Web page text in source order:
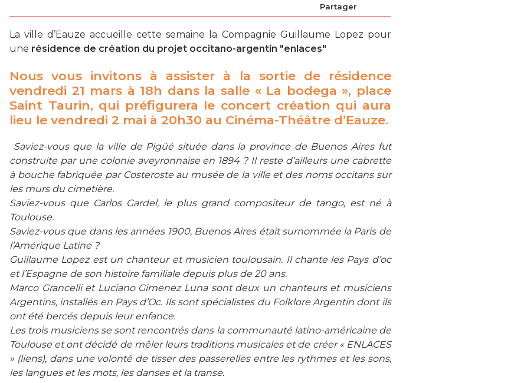
Partager
La ville d’Eauze accueille cette semaine la Compagnie Guillaume Lopez pour
une résidence de création du projet occitano-argentin "enlaces"
Nous vous invitons à assister à la sortie de résidence
vendredi 21 mars à 18h dans la salle « La bodega », place
Saint Taurin, qui préfigurera le concert création qui aura
lieu le vendredi 2 mai à 20h30 au Cinéma-Théâtre d’Eauze.
Saviez-vous que la ville de Pigüé située dans la province de Buenos Aires fut
construite par une colonie aveyronnaise en 1894 ? Il reste d’ailleurs une cabrette
à bouche fabriquée par Costeroste au musée de la ville et des noms occitans sur
les murs du cimetière.
Saviez-vous que Carlos Gardel, le plus grand compositeur de tango, est né à
Toulouse.
Saviez-vous que dans les années 1900, Buenos Aires était surnommée la Paris de
l’Amérique Latine ?
Guillaume Lopez est un chanteur et musicien toulousain. Il chante les Pays d’oc
et l’Espagne de son histoire familiale depuis plus de 20 ans.
Marco Grancelli et Luciano Gimenez Luna sont deux un chanteurs et musiciens
Argentins, installés en Pays d’Oc. Ils sont spécialistes du Folklore Argentin dont ils
ont été bercés depuis leur enfance.
Les trois musiciens se sont rencontrés dans la communauté latino-américaine de
Toulouse et ont décidé de mêler leurs traditions musicales et de créer « ENLACES
» (liens), dans une volonté de tisser des passerelles entre les rythmes et les sons,
les langues et les mots, les danses et la transe.